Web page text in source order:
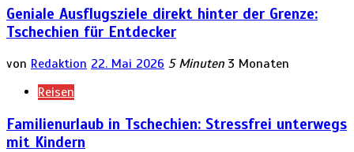
Geniale Ausflugsziele direkt hinter der Grenze:
Tschechien für Entdecker
von Redaktion 22. Mai 2026 5 Minuten 3 Monaten
Reisen
Familienurlaub in Tschechien: Stressfrei unterwegs
mit Kindern